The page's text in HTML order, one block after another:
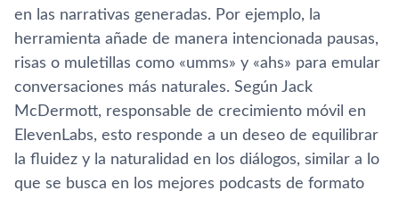
en las narrativas generadas. Por ejemplo, la
herramienta añade de manera intencionada pausas,
risas o muletillas como «umms» y «ahs» para emular
conversaciones más naturales. Según Jack
McDermott, responsable de crecimiento móvil en
ElevenLabs, esto responde a un deseo de equilibrar
la fluidez y la naturalidad en los diálogos, similar a lo
que se busca en los mejores podcasts de formato